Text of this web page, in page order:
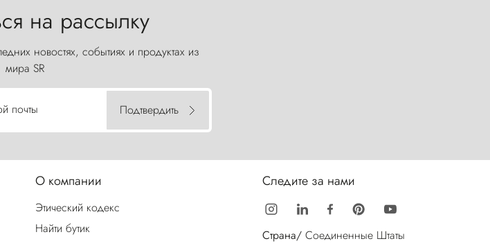
на рассылку
новостях, событиях и продуктах из
мира SR
почты Подтвердить
О компании
Этический кодекс
Найти бутик
Следите за нами
Страна/ Соединенные Штаты